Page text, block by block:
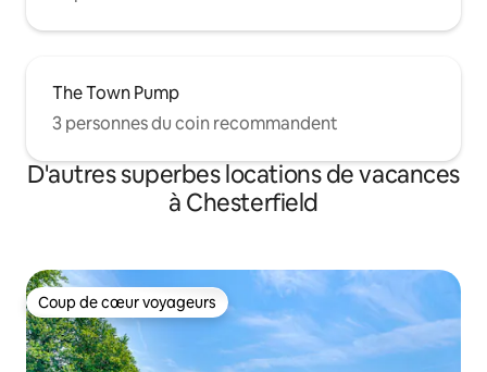
The Town Pump
3 personnes du coin recommandent
D'autres superbes locations de vacances
à Chesterfield
Coup de cœur voyageurs
Coup de cœur voyageurs